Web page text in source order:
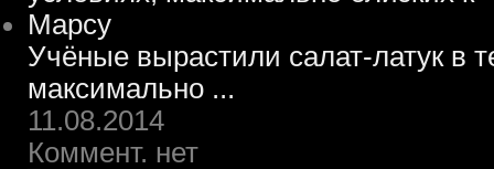
Учёные вырастили салат-латук в
максимально ...
11.08.2014
Коммент. нет